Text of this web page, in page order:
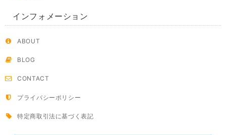
インフォメーション
ABOUT
BLOG
CONTACT
プライバシーポリシー
特定商取引法に基づく表記